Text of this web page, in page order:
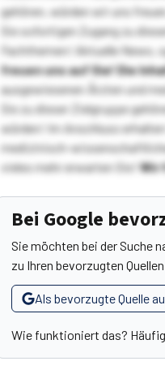
gehören, würden wir uns
Sie sofortigen Zugang zu
Fachthemen! Aktuelle News,
freuen uns auf Sie!Die
ausgewiesenen Ärzten und
Sie zu dieser Zielgruppe
würden! Im Anschluss
medizinisch-
vieles mehr erwarten Sie!Wir
Bei Google
Sie möchten bei der Suche
zu Ihren bevorzugten Quellen
Als bevorzugte Quelle
Wie funktioniert das?